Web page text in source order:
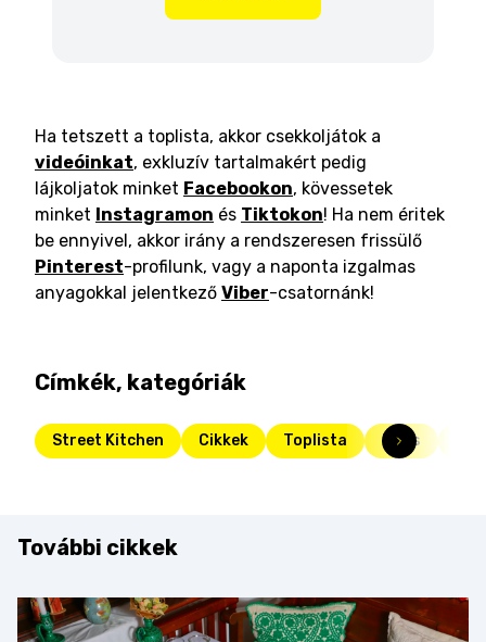
Ha tetszett a toplista, akkor csekkoljátok a
videóinkat, exkluzív tartalmakért pedig
lájkoljatok minket Facebookon, kövessetek
minket Instagramon és Tiktokon! Ha nem éritek
be ennyivel, akkor irány a rendszeresen frissülő
Pinterest-profilunk, vagy a naponta izgalmas
anyagokkal jelentkező Viber-csatornánk!
Címkék, kategóriák
Street Kitchen Cikkek Toplista Friss
További cikkek